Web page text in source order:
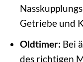
Getriebe und
Oldtimer: Bei
des richtigen